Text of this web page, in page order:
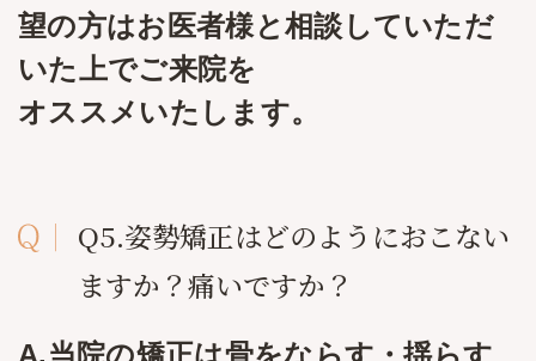
望の方はお医者様と相談していただ
いた上でご来院を
オススメいたします。
Q5.姿勢矯正はどのようにおこない
ますか？痛いですか？
A.当院の矯正は骨をならす・揺らす